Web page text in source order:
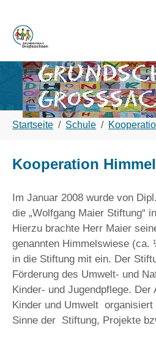
Sie sind hier:
Startseite Schule
Kooperation
Im Januar 2008 wurde von
die „Wolfgang Maier Stiftung“
Hierzu brachte Herr Maier
genannten Himmelswiese
in die Stiftung mit ein. Der
Förderung des Umwelt- und
Kinder- und Jugendpflege. Der
Kinder und Umwelt
Sinne der Stiftung, Projekte